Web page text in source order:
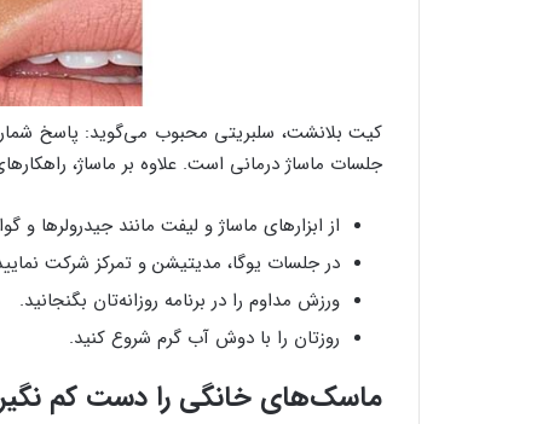
جلسات ماساژ درمانی است. علاوه بر ماساژ،
از ابزارهای ماساژ و لیفت مانند جیدرولرها و
در جلسات یوگا، مدیتیشن و تمرکز شرکت
ورزش مداوم را در برنامه روزانه‌تان بگنجانید.
روزتان را با دوش آب گرم شروع کنید.
ماسک‌های خانگی را دست کم